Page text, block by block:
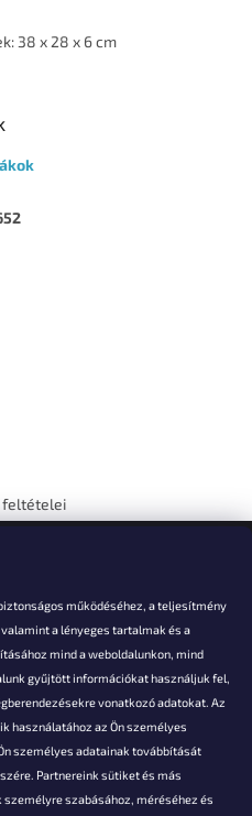
működéséhez, a teljesítmény
a lényeges tartalmak és a
mind a weboldalunkon, mind
gyűjtött információkat használjuk fel,
vonatkozó adatokat. Az
használatához az Ön személyes
személyes adatainak továbbítását
Partnereink sütiket és más
szabásához, méréséhez és
38 x 28 x 6 cm
feltételei